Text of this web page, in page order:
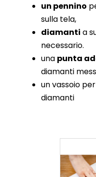
un pennino
sulla tela,
diamanti a
necessario.
una punta
diamanti
un vassoio
diamanti